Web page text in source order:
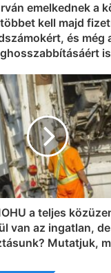
emelkednek a
kell majd
és még
is
a teljes
van az ingatlan,
Mutatjuk,